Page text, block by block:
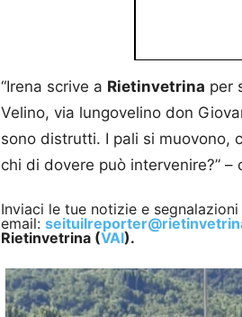
“Irena scrive a Rietinvetrina per
Velino, via lungovelino don
sono distrutti. I pali si muovono,
chi di dovere può intervenire?”
Inviaci le tue notizie e
email:
Rietinvetrina (VAI).